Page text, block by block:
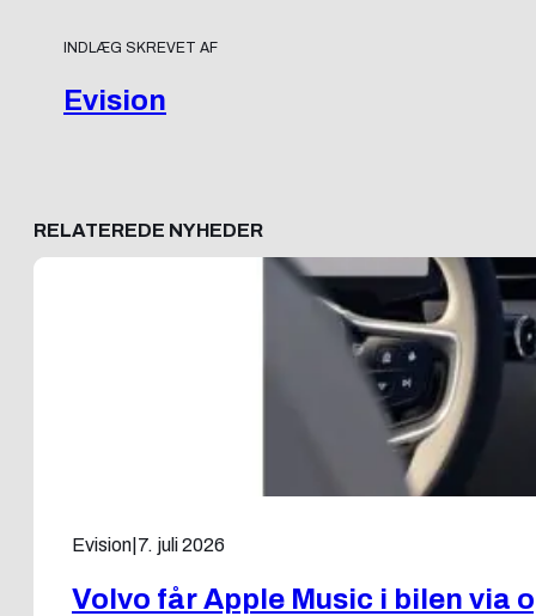
INDLÆG SKREVET AF
Evision
RELATEREDE NYHEDER
Evision 7. juli 2026
Volvo får Apple Music i bilen via